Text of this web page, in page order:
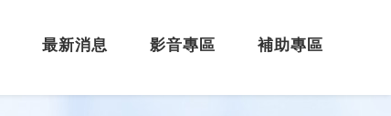
最新消息 影音專區 補助專區